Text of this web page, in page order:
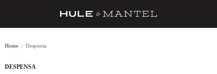
Home Despensa
DESPENSA